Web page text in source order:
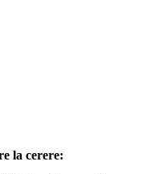
la cerere: